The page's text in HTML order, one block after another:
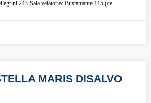
243 Sala velatoria: Bustamante 115 (de
MARIS DISALVO